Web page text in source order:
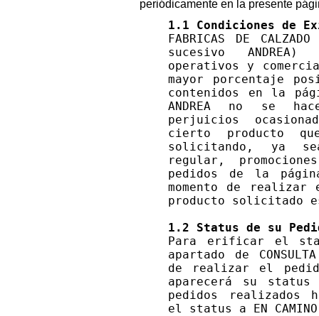
periódicamente en la presente
1.1 Condiciones de
FABRICAS DE
sucesivo
operativos y
mayor porcentaje
contenidos en la
ANDREA no se
perjuicios
cierto producto
solicitando, ya
regular,
pedidos de la
momento de
producto solicitado
1.2 Status de su
Para erificar el
apartado de
de realizar el
aparecerá su status
pedidos realizados
el status a EN